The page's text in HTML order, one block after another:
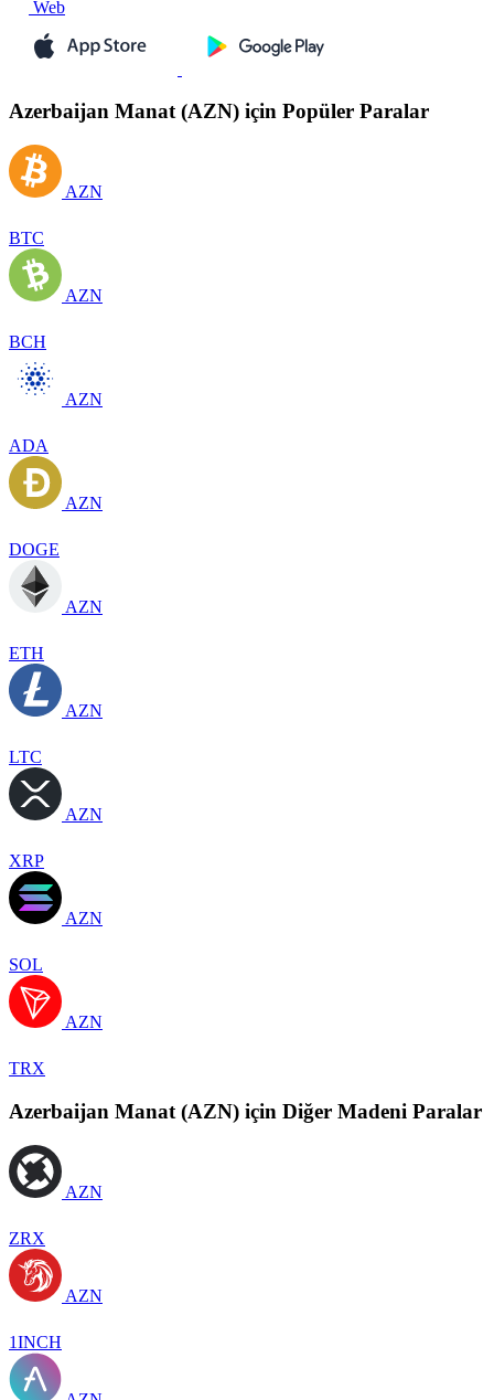
Web
Azerbaijan Manat (AZN) için Popüler Paralar
AZN
BTC
AZN
BCH
AZN
ADA
AZN
DOGE
AZN
ETH
AZN
LTC
AZN
XRP
AZN
SOL
AZN
TRX
Azerbaijan Manat (AZN) için Diğer Madeni Paralar
AZN
ZRX
AZN
1INCH